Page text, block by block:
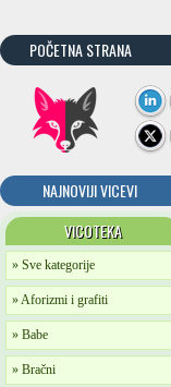
POČETNA STRANA
NAJNOVIJI VICEVI
VICOTEKA
» Sve kategorije
» Aforizmi i grafiti
» Babe
» Bračni